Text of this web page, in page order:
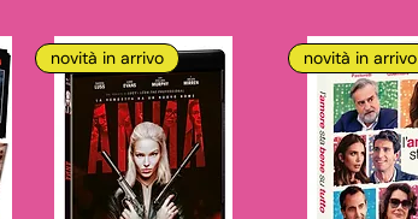
novità in arrivo novità in arrivo